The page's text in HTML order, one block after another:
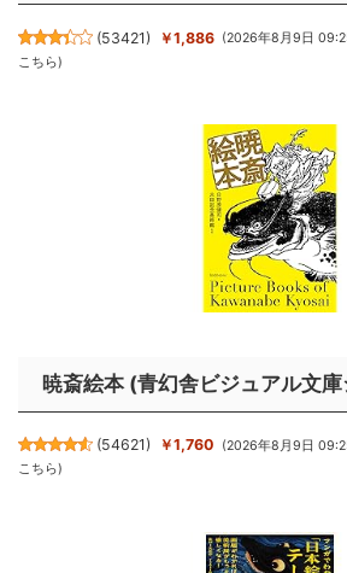
(53421) ￥1,886 (2026年8月9日
こちら)
暁斎絵本 (青幻舎ビジュアル文
(54621) ￥1,760 (2026年8月9日
こちら)